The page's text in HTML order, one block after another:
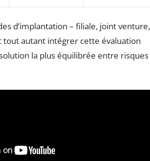
d’implantation – filiale, joint venture,
tout autant intégrer cette évaluation
la plus équilibrée entre risques